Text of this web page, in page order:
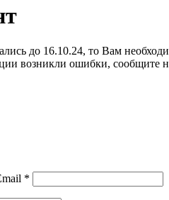
до 16.10.24, то Вам
возникли ошибки, сообщите
*